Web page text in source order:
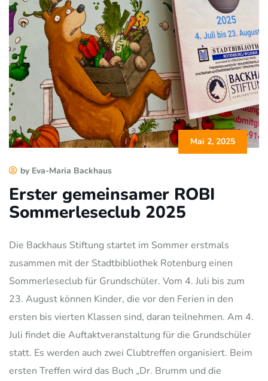
Mai 2, 2025
by Eva-Maria Backhaus
Erster gemeinsamer ROBI
Sommerleseclub 2025
Die Backhaus Stiftung startet im Sommer erstmals
zusammen mit der Stadtbibliothek Rotenburg einen
Sommerleseclub für Grundschüler. Vom 4. Juli bis zum
23. August können Kinder, die vor den Ferien in den
ersten bis vierten Klassen sind, daran teilnehmen. Am 4.
Juli findet die Auftaktveranstaltung für die Grundschüler
statt. Es werden auch zwei Clubtreffen organisiert. Beim
ersten Treffen wird das Buch „Dr. Brumm und die